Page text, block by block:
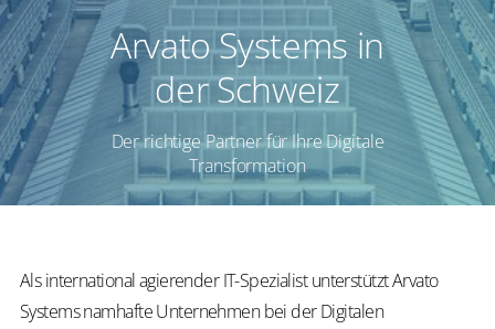
Über uns
Karriere
Blog
Arvato Systems in
der Schweiz
Der richtige Partner für Ihre Digitale
Transformation
Als international agierender IT-Spezialist unterstützt Arvato
Systems namhafte Unternehmen bei der Digitalen